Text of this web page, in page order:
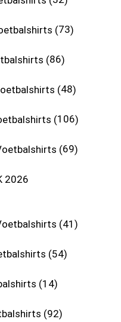
73
86
48
106
69
2026
41
54
14
92